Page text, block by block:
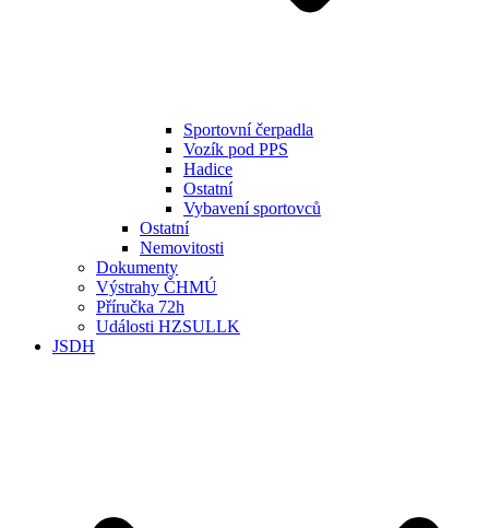
Sportovní čerpadla
Vozík pod PPS
Hadice
Ostatní
Vybavení sportovců
Ostatní
Nemovitosti
Dokumenty
Výstrahy ČHMÚ
Příručka 72h
Události HZSULLK
JSDH